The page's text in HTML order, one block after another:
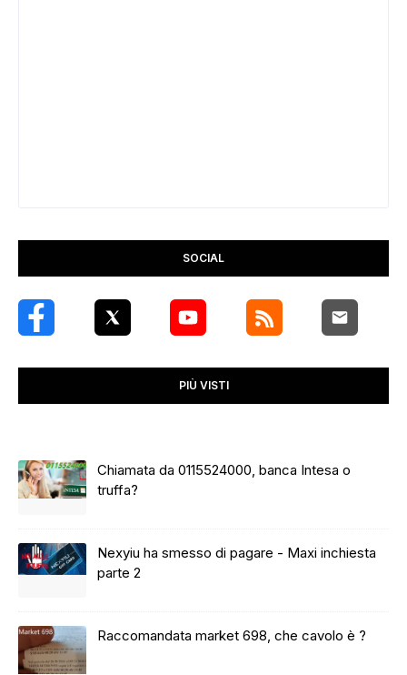
SOCIAL
PIÙ VISTI
Chiamata da 0115524000, banca Intesa o
truffa?
Nexyiu ha smesso di pagare - Maxi inchiesta
parte 2
Raccomandata market 698, che cavolo è ?